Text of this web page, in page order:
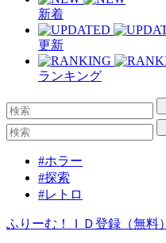
新着
更新
ランキング
#ホラー
#探索
#レトロ
ふりーむ！ＩＤ登録（無料）